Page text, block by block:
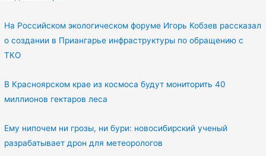
На Российском экологическом форуме Игорь Кобзев рассказал
о создании в Приангарье инфраструктуры по обращению с
ТКО
В Красноярском крае из космоса будут мониторить 40
миллионов гектаров леса
Ему нипочем ни грозы, ни бури: новосибирский ученый
разрабатывает дрон для метеорологов